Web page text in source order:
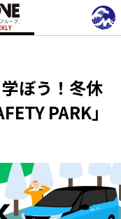
ぼう！冬休
PARK」